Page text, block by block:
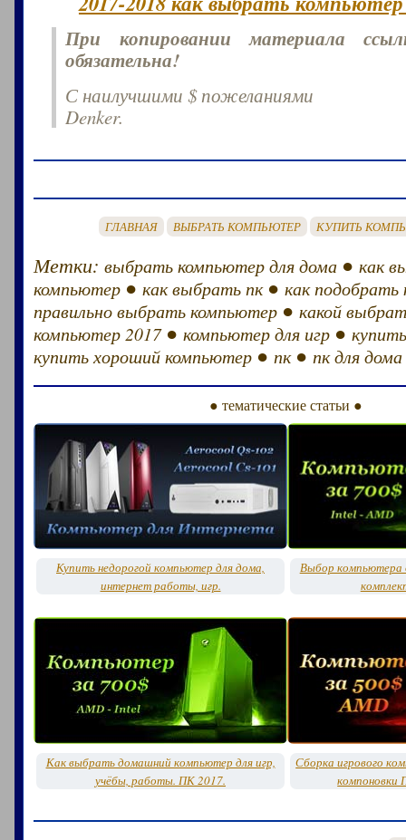
При копировании материала
обязательна!
С наилучшими $ пожеланиями
Denker.
ГЛАВНАЯ ВЫБРАТЬ КОМПЬЮТЕР КУПИТЬ
Метки:выбрать компьютер для дома ●как
компьютер ●как выбрать пк ●как
правильно выбрать компьютер ●какой
компьютер 2017 ●компьютер для игр ●
купить хороший компьютер ● пк ● пк для дома
● тематические статьи ●
Купить недорогой компьютер для дома,
интернет работы, игр.
Выбор компьютера
Как выбрать домашний компьютер для игр,
учёбы, работы. ПК 2017.
Сборка игрового